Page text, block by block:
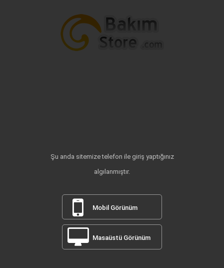
Şu anda sitemize telefon ile giriş yaptığınız
algılanmıştır.
Mobil Görünüm
Masaüstü Görünüm